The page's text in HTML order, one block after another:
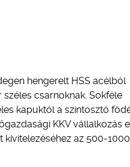
hengerelt HSS acélból
csarnoknak. Sokféle
kapuktól a szintosztó
KKV vállalkozás
az 500-1000